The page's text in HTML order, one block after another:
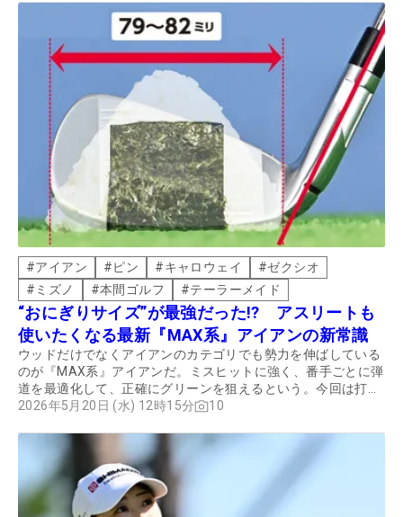
#アイアン #ピン #キャロウェイ #ゼクシオ
# ミズノ #本間ゴルフ #テーラーメイド
“おにぎりサイズ”が最強だった!? アスリートも
使いたくなる最新『MAX系』アイアンの新常識
ウッドだけでなくアイアンのカテゴリでも勢力を伸ばしている
のが『MAX系』アイアンだ。ミスヒットに強く、番手ごとに弾
道を最適化して、正確にグリーンを狙えるという。今回は打点
がトゥ、ヒールにブレたり、下めヒットでも飛距離のブレが小
2026年5月20日 (水) 12時15分 10